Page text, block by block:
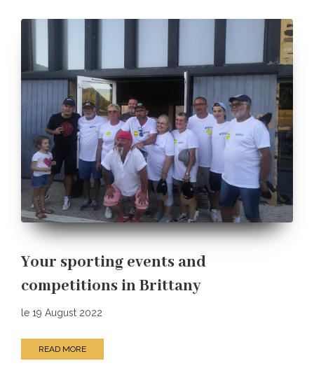
Your sporting events and
competitions in Brittany
le 19 August 2022
READ MORE